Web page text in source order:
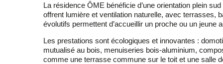
La résidence ÔME bénéficie d’une orientation plein
offrent lumière et ventilation naturelle, avec terrasses,
évolutifs permettent d’accueillir un proche ou un jeune
Les prestations sont écologiques et innovantes :
mutualisé au bois, menuiseries bois-aluminium,
comme une terrasse commune sur le toit et une salle